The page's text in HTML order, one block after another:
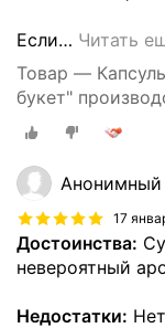
Если… Читать
Товар —
букет"
тканей 30 шт.
Анонимный
17
Достоинства:
невероятный
Недостатки: Нет